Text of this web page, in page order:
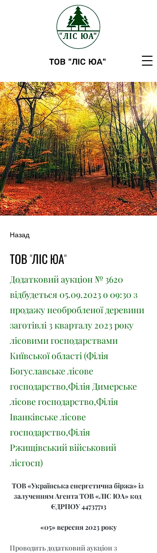
ТОВ "ЛІС ЮА"
Назад
ТОВ "ЛІС ЮА"
Додатковий аукціон № 3620
відбудеться 05.09.2023о 09:30 з
продажу необробленої деревини
заготівлі 3 кварталу 2023 року
лісовими господарствами
Київської області (Філія
Богуславське лісове
господарство,Філія Димерське
лісове господарство,Філія
Іванківське лісове
господарство,Філія
Ржищівський військовий
лісгосп)
ТОВ «Українська енергетична біржа» із
залученням Агента ТОВ «ЛІС ЮА» код
ЄДРПОУ 44737713
«05» вересня 2023 року
Проводить додатковий аукціон з